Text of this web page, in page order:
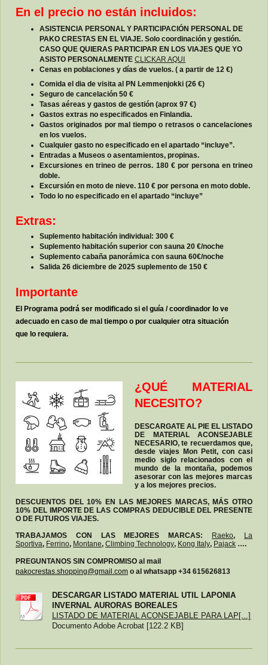
En el precio no están incluidos:
ASISTENCIA PERSONAL Y PARTICIPACIÓN PERSONAL DE
PAKO CRESTAS EN EL VIAJE. Solo coordinación y gestión.
CASO QUE QUIERAS PARTICIPAR EN LOS VIAJES QUE YO
ASISTO PERSONALMENTE CLICKAR AQUI
Cenas en poblaciones y días de vuelos. ( a partir de 12 €)
Comida el dia de visita al PN Lemmenjokki (26 €)
Seguro de cancelación 50 €
Tasas aéreas y gastos de gestión (aprox 97 €)
Gastos extras no especificados en Finlandia.
Gastos originados por mal tiempo o retrasos o cancelaciones
en los vuelos.
Cualquier gasto no especificado en el apartado “incluye”.
Entradas a Museos o asentamientos, propinas.
Excursiones en trineo de perros. 180 € por persona en trineo
doble.
Excursión en moto de nieve. 110 € por persona en moto doble.
Todo lo no especificado en el apartado “incluye”
Extras:
Suplemento habitación individual: 300 €
Suplemento habitación superior con sauna 20 €/noche
Suplemento cabaña panorámica con sauna 60€/noche
Salida 26 diciembre de 2025 suplemento de 150 €
Importante
El Programa podrá ser modificado si el guía / coordinador lo ve
adecuado en caso de mal tiempo o por cualquier otra situación
que lo requiera.
¿QUÉ MATERIAL
NECESITO?
DESCARGATE AL PIE EL LISTADO
DE MATERIAL ACONSEJABLE
NECESARIO, te recuerdamos que,
desde viajes Mon Petit, con casi
medio siglo relacionados con el
mundo de la montaña, podemos
asesorar con las mejores marcas
y a los mejores precios.
DESCUENTOS DEL 10% EN LAS MEJORES MARCAS, MÁS OTRO
10% DEL IMPORTE DE LAS COMPRAS DEDUCIBLE DEL PRESENTE
O DE FUTUROS VIAJES.
TRABAJAMOS CON LAS MEJORES MARCAS:
Raeko,
La
Sportiva, Ferrino, Montane, Climbing Technology, Kong Italy, Pajack ….
PREGUNTANOS SIN COMPROMISO al mail
pakocrestas.shopping@gmail.com o al whatsapp +34 615626813
DESCARGAR LISTADO MATERIAL UTIL LAPONIA
INVERNAL AURORAS BOREALES
LISTADO DE MATERIAL ACONSEJABLE PARA LAP[...]
Documento Adobe Acrobat [122.2 KB]